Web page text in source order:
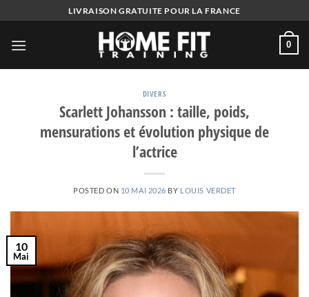
to
content
LIVRAISON GRATUITE POUR LA FRANCE
0
DIVERS
Scarlett Johansson : taille, poids,
mensurations et évolution physique de
l’actrice
POSTED ON 10 MAI 2026 BY LOUIS VERDET
10
Mai